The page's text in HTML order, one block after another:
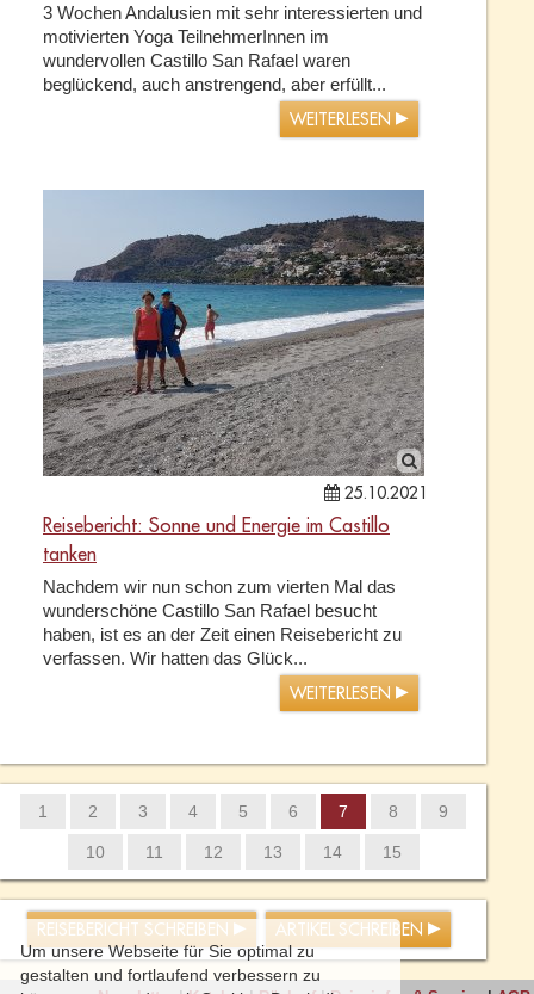
Um unsere Webseite für Sie optimal zu
gestalten und fortlaufend verbessern zu
3 Wochen Andalusien mit sehr interessierten und
motivierten Yoga TeilnehmerInnen im
wundervollen Castillo San Rafael waren
beglückend, auch anstrengend, aber erfüllt...
WEITERLESEN
25.10.2021
Reisebericht: Sonne und Energie im Castillo
tanken
Nachdem wir nun schon zum vierten Mal das
wunderschöne Castillo San Rafael besucht
haben, ist es an der Zeit einen Reisebericht zu
verfassen. Wir hatten das Glück...
WEITERLESEN
1 2 3 4 5 6 7 8 9
10 11 12 13 14 15
REISEBERICHT SCHREIBEN ARTIKEL SCHREIBEN